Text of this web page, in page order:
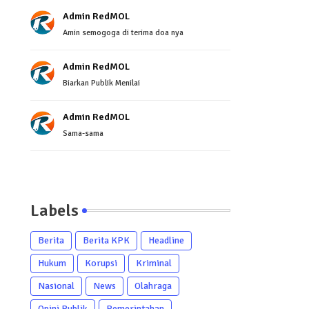
Admin RedMOL
Amin semogoga di terima doa nya
Admin RedMOL
Biarkan Publik Menilai
Admin RedMOL
Sama-sama
Labels
Berita Berita KPK
Headline
Hukum
Korupsi
Kriminal
Nasional
News
Olahraga